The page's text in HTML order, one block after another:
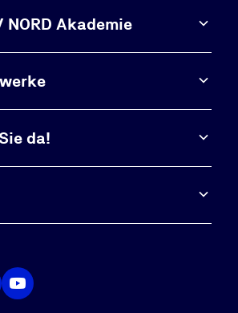
NORD Akademie
da!